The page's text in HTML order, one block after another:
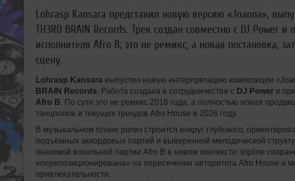
Lohrasp Kansara представил новую версию «Joanna»,
TH3RD BRAIN Records. Трек создан совместно с DJ Power
исполнителя Afro B; это не ремикс, а новая постановка,
сцену.
Lohrasp Kansara выпустил новую интерпретацию композиции
BRAIN Records. Работа создана в сотрудничестве с DJ Power и
Afro B. По сути это не ремикс 2018 года, а полностью новая
танцполов и текущих трендов Afro House в 2026 году.
В музыкальном плане релиз строится вокруг глубокого,
подъёмных аккордовых партий и выверенной мелодической
знакомой вокальной партии Afro B в новом контексте: topline
«перепозиционирована» на пересечении авторитета Afro House и
привлекательности.